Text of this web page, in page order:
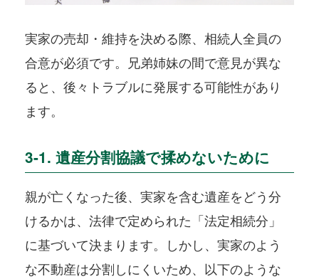
実家の売却・維持を決める際、相続人全員の
合意が必須です。兄弟姉妹の間で意見が異な
ると、後々トラブルに発展する可能性があり
ます。
3-1. 遺産分割協議で揉めないために
親が亡くなった後、実家を含む遺産をどう分
けるかは、法律で定められた「法定相続分」
に基づいて決まります。しかし、実家のよう
な不動産は分割しにくいため、以下のような